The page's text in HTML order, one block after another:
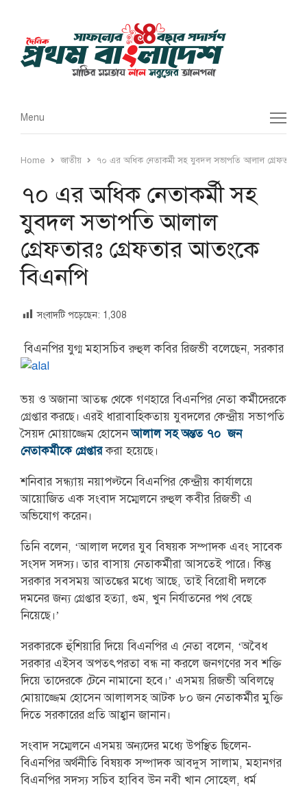
Menu
Menu
Home জাতীয় ৭০ এর অধিক নেতাকর্মী সহ যুবদল সভাপতি আলাল গ্রেফতারঃ
৭০ এর অধিক নেতাকর্মী সহ
যুবদল সভাপতি আলাল
গ্রেফতারঃ গ্রেফতার আতংকে
বিএনপি
সংবাদটি পড়েছেন: 1,308
বিএনপির যুগ্ম মহাসচিব রুহুল কবির রিজভী বলেছেন, সরকার
ভয় ও অজানা আতঙ্ক থেকে গণহারে বিএনপির নেতা কর্মীদেরকে
গ্রেপ্তার করছে। এরই ধারাবাহিকতায় যুবদলের কেন্দ্রীয় সভাপতি
সৈয়দ মোয়াজ্জেম হোসেনআলাল সহ অন্তত ৭০ জন
নেতাকর্মীকে গ্রেপ্তারকরা হয়েছে।
শনিবার সন্ধ্যায় নয়াপল্টনে বিএনপির কেন্দ্রীয় কার্যালয়ে
আয়োজিত এক সংবাদ সম্মেলনে রুহুল কবীর রিজভী এ
অভিযোগ করেন।
তিনি বলেন, ‘আলাল দলের যুব বিষয়ক সম্পাদক এবং সাবেক
সংসদ সদস্য। তার বাসায় নেতাকর্মীরা আসতেই পারে। কিন্তু
সরকার সবসময় আতঙ্কের মধ্যে আছে, তাই বিরোধী দলকে
দমনের জন্য গ্রেপ্তার হত্যা, গুম, খুন নির্যাতনের পথ বেছে
নিয়েছে।’
সরকারকে হুঁশিয়ারি দিয়ে বিএনপির এ নেতা বলেন, ‘অবৈধ
সরকার এইসব অপতৎপরতা বন্ধ না করলে জনগণের সব শক্তি
দিয়ে তাদেরকে টেনে নামানো হবে।’ এসময় রিজভী অবিলম্বে
মোয়াজ্জেম হোসেন আলালসহ আটক ৮০ জন নেতাকর্মীর মুক্তি
দিতে সরকারের প্রতি আহ্বান জানান।
সংবাদ সম্মেলনে এসময় অন্যদের মধ্যে উপস্থিত ছিলেন-
বিএনপির অর্থনীতি বিষয়ক সম্পাদক আবদুস সালাম, মহানগর
বিএনপির সদস্য সচিব হাবিব উন নবী খান সোহেল, ধর্ম